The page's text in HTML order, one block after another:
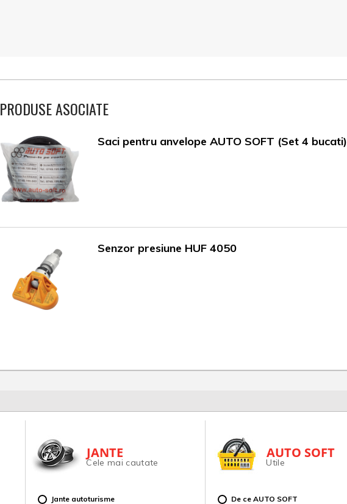
PRODUSE ASOCIATE
Saci pentru anvelope AUTO SOFT (Set 4 bucati)
Senzor presiune HUF 4050
JANTE
Cele mai cautate
Jante autoturisme
AUTO SOFT
Utile
De ce AUTO SOFT